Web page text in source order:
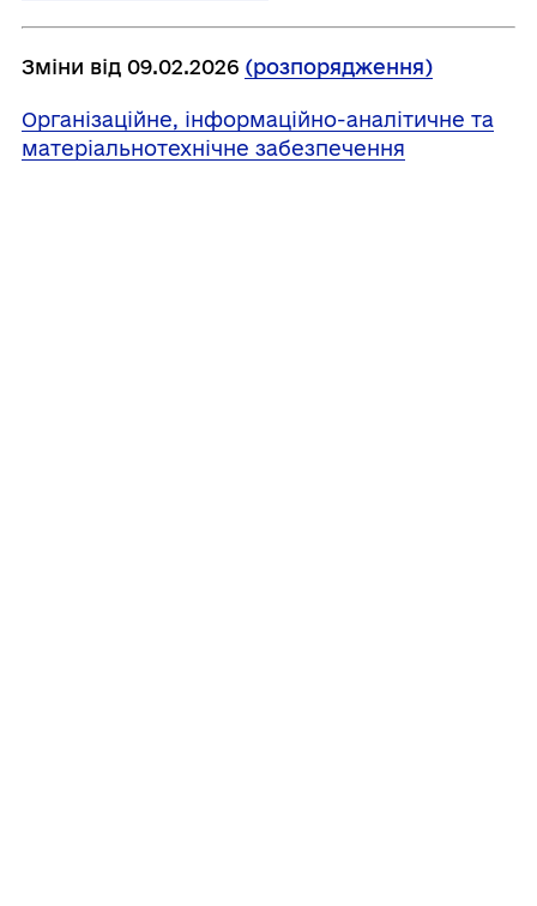
Зміни від 09.02.2026 (розпорядження)
Організаційне, інформаційно-аналітичне та
матеріальнотехнічне забезпечення